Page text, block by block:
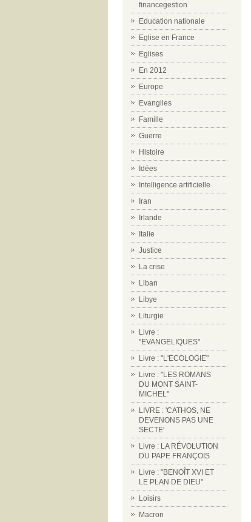
financegestion
Education nationale
Eglise en France
Eglises
En 2012
Europe
Evangiles
Famille
Guerre
Histoire
Idées
Intelligence artificielle
Iran
Irlande
Italie
Justice
La crise
Liban
Libye
Liturgie
Livre :
"EVANGELIQUES"
Livre : "L'ECOLOGIE"
Livre : "LES ROMANS
DU MONT SAINT-
MICHEL"
LIVRE : 'CATHOS, NE
DEVENONS PAS UNE
SECTE'
Livre : LA RÉVOLUTION
DU PAPE FRANÇOIS
Livre : "BENOÎT XVI ET
LE PLAN DE DIEU"
Loisirs
Macron